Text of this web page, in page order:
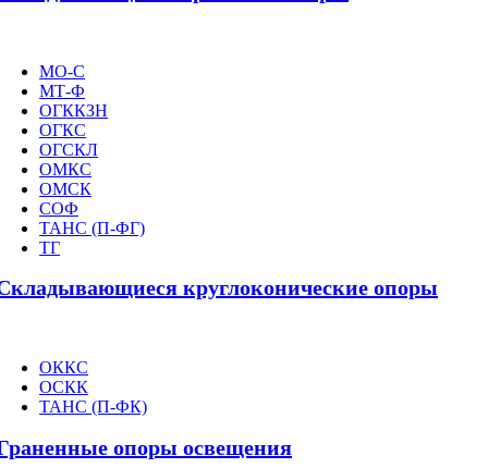
МО-С
МТ-Ф
ОГККЗН
ОГКС
ОГСКЛ
ОМКС
ОМСК
СОФ
ТАНС (П-ФГ)
ТГ
круглоконические опоры
ОККС
ОСКК
ТАНС (П-ФК)
опоры освещения